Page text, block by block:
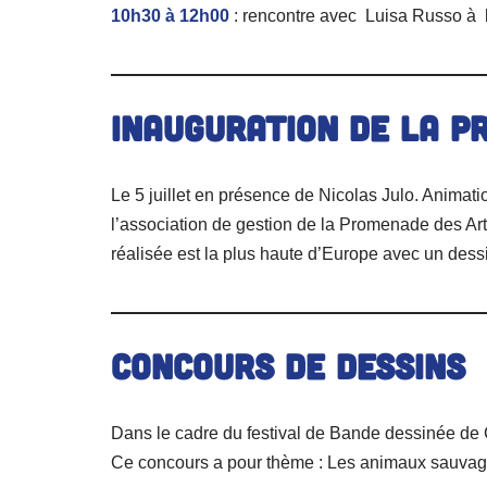
10h30 à 12h00 : rencontre avec Luisa Russo
Inauguration de la
Le 5 juillet en présence de Nicolas Julo.
l’association de gestion de la Promenade des
réalisée est la plus haute d’Europe avec un
Concours de dessins
Dans le cadre du festival de Bande dessinée
Ce concours a pour thème : Les animaux